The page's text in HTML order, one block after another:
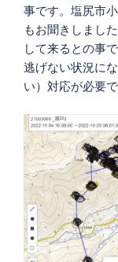
事です。塩尻市
もお聞きしまし
して来るとの事
逃げない状況に
い）対応が必要